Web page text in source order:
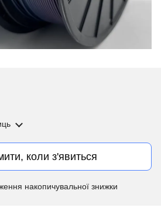
коли з'явиться
накопичувальної знижки